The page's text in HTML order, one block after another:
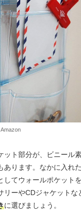
ット部分が、ビニール
あります。なかに入れ
してウォールポケット
リーやCDジャケットな
に選びましょう。